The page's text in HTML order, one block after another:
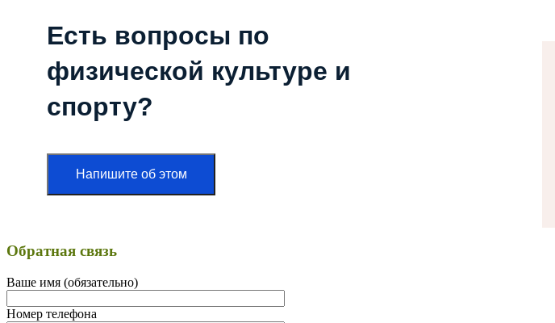
Есть вопросы по
физической культуре и
спорту?
Напишите об этом
Обратная связь
Ваше имя (обязательно)
Номер телефона